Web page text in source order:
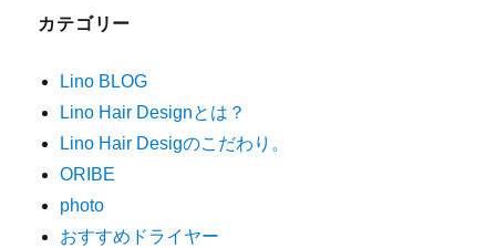
カテゴリー
Lino BLOG
Lino Hair Designとは？
Lino Hair Desigのこだわり。
ORIBE
photo
おすすめドライヤー